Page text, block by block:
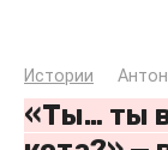
Истории
«Ты… ты